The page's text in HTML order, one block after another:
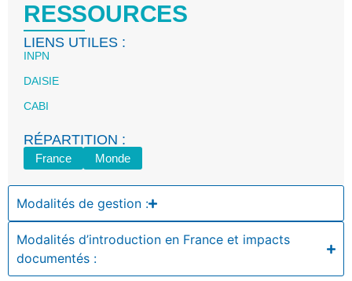
RESSOURCES
LIENS UTILES :
INPN
DAISIE
CABI
RÉPARTITION :
France Monde
Modalités de gestion :
Modalités d’introduction en France et impacts
documentés :